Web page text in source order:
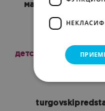
майка ви да е*а
детско легло за
google